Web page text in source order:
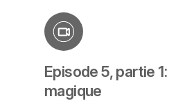
Episode 5, partie
magique